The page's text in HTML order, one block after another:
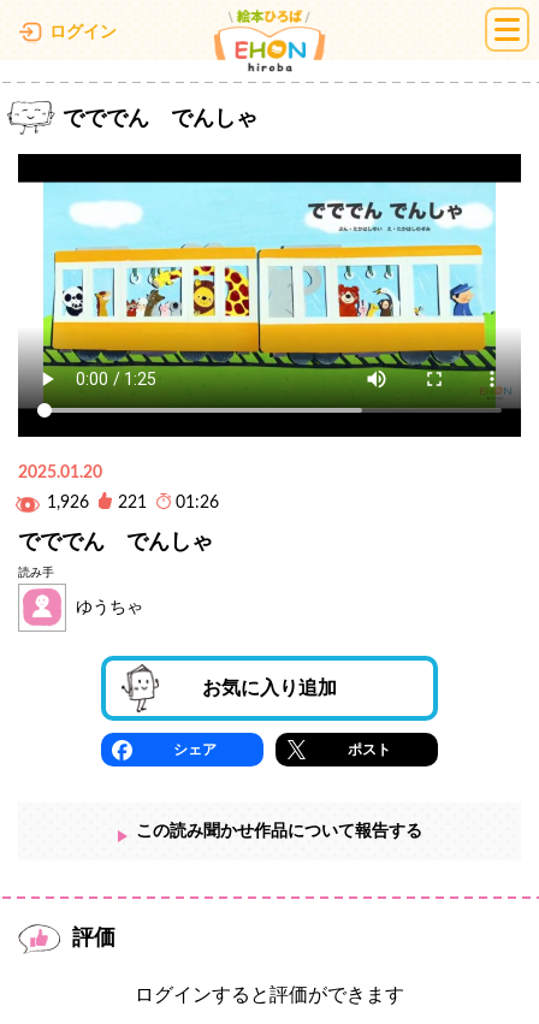
ログイン 絵本ひろば
でででん でんしゃ
2025.01.20
1,926
221 01:26
でででん でんしゃ
読み手
ゆうちゃ
お気に入り追加
シェア ポスト
この読み聞かせ作品について報告する
評価
ログインすると評価ができます